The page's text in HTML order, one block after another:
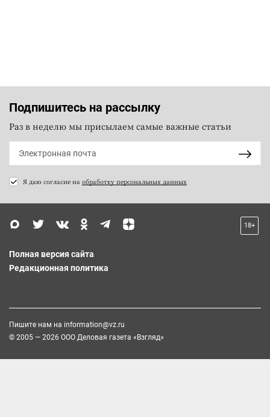
Подпишитесь на рассылку
Раз в неделю мы присылаем самые важные статьи
Я даю согласие на обработку персональных данных
18+
Полная версия сайта
Редакционная политика
Пишите нам на information@vz.ru
© 2005 — 2026 ООО Деловая газета «Взгляд»